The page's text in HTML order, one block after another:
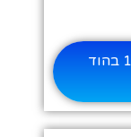
לכל המידע על בית ספר יסודי 1200 בהוד